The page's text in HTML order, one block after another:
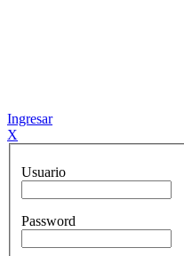
Ingresar
X
Usuario
Password